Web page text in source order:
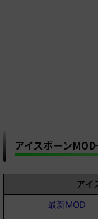
アイスボーン
アイ
最新MOD